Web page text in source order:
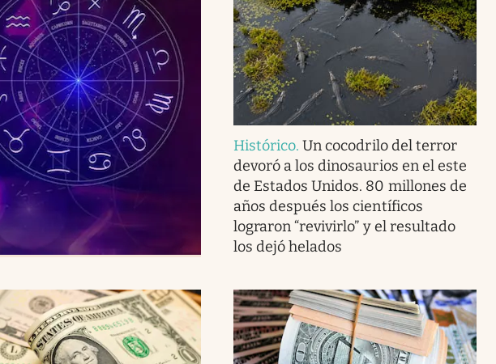
Histórico.Un cocodrilo del terror
devoró a los dinosaurios en el este
de Estados Unidos. 80 millones de
años después los científicos
lograron “revivirlo” y el resultado
los dejó helados